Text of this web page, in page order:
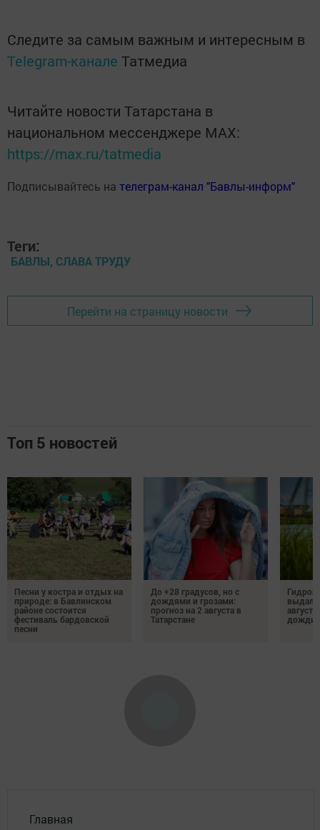
Следите за самым важным и интересным в
Telegram-канале Татмедиа
Читайте новости Татарстана в
национальном мессенджере MАХ:
https://max.ru/tatmedia
Подписывайтесь на телеграм-канал "Бавлы-информ"
Теги:
БАВЛЫ, СЛАВА ТРУДУ
Перейти на страницу новости
Топ 5 новостей
Песни у костра и отдых на
природе: в Бавлинском
районе состоится
фестиваль бардовской
песни
До +28 градусов, но с
дождями и грозами:
прогноз на 2 августа в
Татарстане
дожди,
Главная